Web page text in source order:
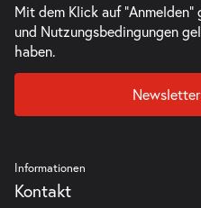
Mit dem Klick auf "Anmelden"
und Nutzungsbedingungen
haben.
Informationen
Kontakt